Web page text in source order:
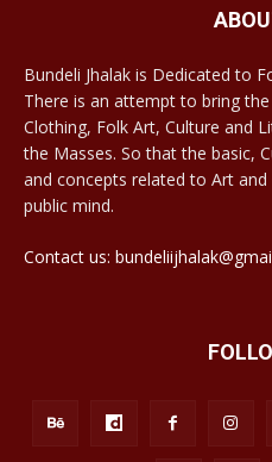
Bundeli Jhalak is Dedicated to
There is an attempt to bring
Clothing, Folk Art, Culture and
the Masses. So that the basic,
and concepts related to Art
public mind.
Contact us: